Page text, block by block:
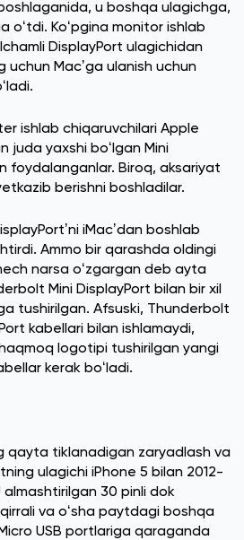
u boshqa ulagichga,
oʻtdi. Koʻpgina monitor ishlab
DisplayPort ulagichidan
uchun Macʼga ulanish uchun
ishlab chiqaruvchilari Apple
juda yaxshi boʻlgan Mini
foydalanganlar. Biroq, aksariyat
berishni boshladilar.
iMacʼdan boshlab
Ammo bir qarashda oldingi
narsa oʻzgargan deb ayta
Mini DisplayPort bilan bir xil
tushirilgan. Afsuski, Thunderbolt
kabellari bilan ishlamaydi,
logotipi tushirilgan yangi
kerak boʻladi.
qayta tiklanadigan zaryadlash va
ulagichi iPhone 5 bilan 2012-
30 pinli dok
va oʻsha paytdagi boshqa
USB portlariga qaraganda